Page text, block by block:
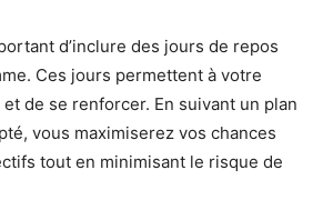
d’inclure des jours de repos
Ces jours permettent à votre
de se renforcer. En suivant un plan
vous maximiserez vos chances
tout en minimisant le risque de